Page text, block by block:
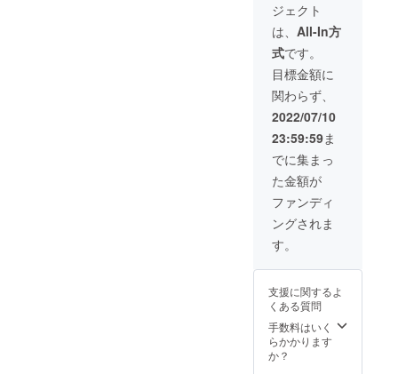
ジェクト
は、 All-In方
式です。
目標金額に
関わらず、
2022/07/10
23:59:59ま
でに集まっ
た金額が
ファンディ
ングされま
す。
支援に関するよ
くある質問
手数料はいく
らかかります
か？